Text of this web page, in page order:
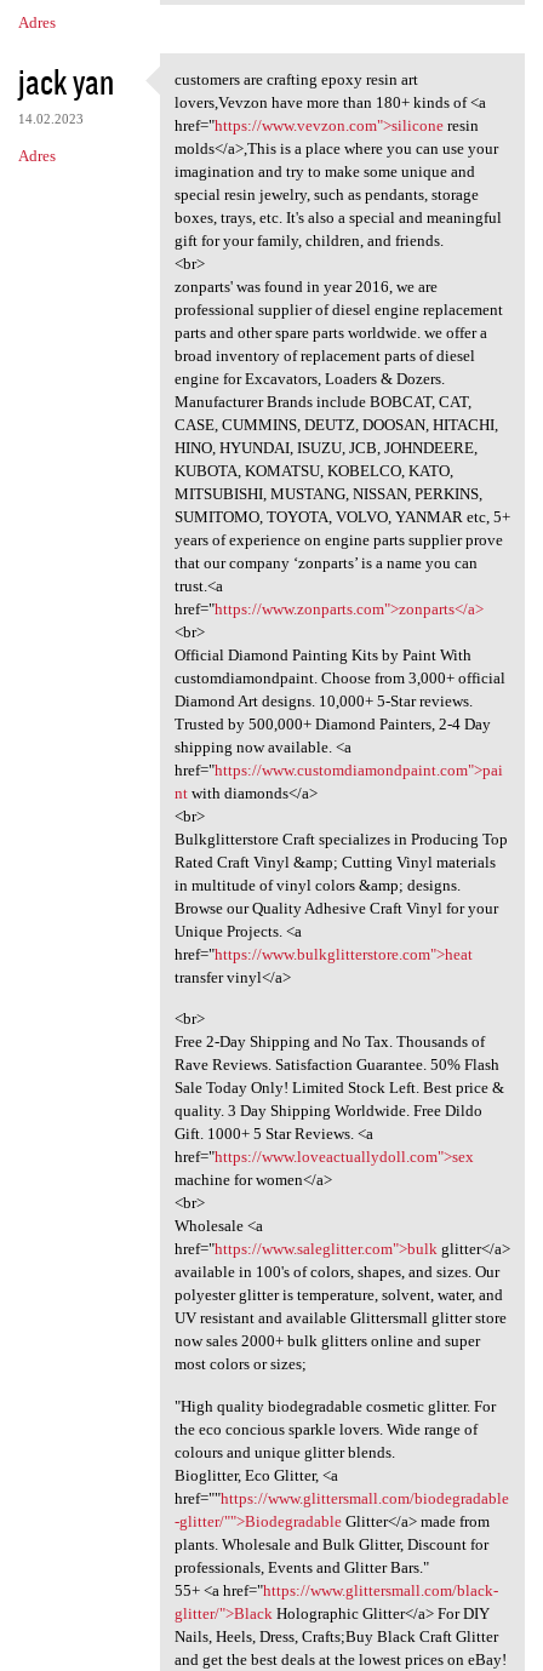
Adres
jack yan
14.02.2023
Adres
customers are crafting epoxy
customers are crafting epoxy resin art
lovers,Vevzon have more than 180+ kinds of <a
href="https://www.vevzon.com">siliconeresin
molds</a>,This is a place where you can use your
imagination and try to make some unique and
special resin jewelry, such as pendants, storage
boxes, trays, etc. It's also a special and meaningful
gift for your family, children, and friends.
<br>
zonparts' was found in year 2016, we are
professional supplier of diesel engine replacement
parts and other spare parts worldwide. we offer a
broad inventory of replacement parts of diesel
engine for Excavators, Loaders & Dozers.
Manufacturer Brands include BOBCAT, CAT,
CASE, CUMMINS, DEUTZ, DOOSAN, HITACHI,
HINO, HYUNDAI, ISUZU, JCB, JOHNDEERE,
KUBOTA, KOMATSU, KOBELCO, KATO,
MITSUBISHI, MUSTANG, NISSAN, PERKINS,
SUMITOMO, TOYOTA, VOLVO, YANMAR etc, 5+
years of experience on engine parts supplier prove
that our company ‘zonparts’ is a name you can
trust.<a
href="https://www.zonparts.com">zonparts</a>
<br>
Official Diamond Painting Kits by Paint With
customdiamondpaint. Choose from 3,000+ official
Diamond Art designs. 10,000+ 5-Star reviews.
Trusted by 500,000+ Diamond Painters, 2-4 Day
shipping now available. <a
href="https://www.customdiamondpaint.com">pai
ntwith diamonds</a>
<br>
Bulkglitterstore Craft specializes in Producing Top
Rated Craft Vinyl &amp; Cutting Vinyl materials
in multitude of vinyl colors &amp; designs.
Browse our Quality Adhesive Craft Vinyl for your
Unique Projects. <a
href="https://www.bulkglitterstore.com">heat
transfer vinyl</a>
<br>
Free 2-Day Shipping and No Tax. Thousands of
Rave Reviews. Satisfaction Guarantee. 50% Flash
Sale Today Only! Limited Stock Left. Best price &
quality. 3 Day Shipping Worldwide. Free Dildo
Gift. 1000+ 5 Star Reviews. <a
href="https://www.loveactuallydoll.com">sex
machine for women</a>
<br>
Wholesale <a
href="https://www.saleglitter.com">bulkglitter</a>
available in 100's of colors, shapes, and sizes. Our
polyester glitter is temperature, solvent, water, and
UV resistant and available Glittersmall glitter store
now sales 2000+ bulk glitters online and super
most colors or sizes;
"High quality biodegradable cosmetic glitter. For
the eco concious sparkle lovers. Wide range of
colours and unique glitter blends.
Bioglitter, Eco Glitter, <a
href=""https://www.glittersmall.com/biodegradable
-glitter/"">BiodegradableGlitter</a> made from
plants. Wholesale and Bulk Glitter, Discount for
professionals, Events and Glitter Bars."
55+ <a href="https://www.glittersmall.com/black-
glitter/">Black Holographic Glitter</a> For DIY
Nails, Heels, Dress, Crafts;Buy Black Craft Glitter
and get the best deals at the lowest prices on eBay!